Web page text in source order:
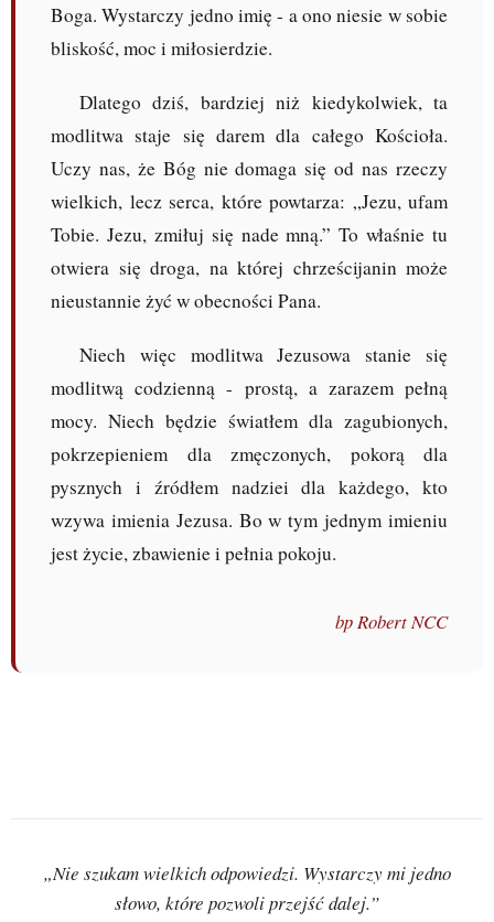
Boga. Wystarczy jedno imię - a ono niesie w sobie
bliskość, moc i miłosierdzie.
Dlatego dziś, bardziej niż kiedykolwiek, ta
modlitwa staje się darem dla całego Kościoła.
Uczy nas, że Bóg nie domaga się od nas rzeczy
wielkich, lecz serca, które powtarza: „Jezu, ufam
Tobie. Jezu, zmiłuj się nade mną.” To właśnie tu
otwiera się droga, na której chrześcijanin może
nieustannie żyć w obecności Pana.
Niech więc modlitwa Jezusowa stanie się
modlitwą codzienną - prostą, a zarazem pełną
mocy. Niech będzie światłem dla zagubionych,
pokrzepieniem dla zmęczonych, pokorą dla
pysznych i źródłem nadziei dla każdego, kto
wzywa imienia Jezusa. Bo w tym jednym imieniu
jest życie, zbawienie i pełnia pokoju.
bp Robert NCC
Motto
„Nie szukam wielkich odpowiedzi. Wystarczy mi jedno
słowo, które pozwoli przejść dalej.”